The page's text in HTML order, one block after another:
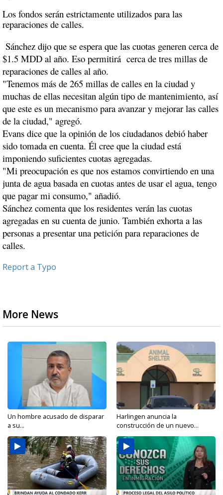
Los fondos serán estrictamente utilizados para las
reparaciones de calles.
Sánchez dijo que se espera que las cuotas generen cerca de
$1.5 MDD al año. Eso permitirá cerca de tres millas de
reparaciones de calles al año.
"Tenemos más de 265 millas de calles en la ciudad y
muchas de ellas necesitan algún tipo de mantenimiento, así
que este es un mecanismo para avanzar y mejorar las calles
de la ciudad," agregó.
Evans dice que la opinión de los ciudadanos debió haber
sido tomada en cuenta. Él cree que la ciudad está
imponiendo suficientes cuotas agregadas.
"Mi preocupación es que nos estamos convirtiendo en una
junta de agua basada en cuotas antes de usar el agua, tengo
que pagar mi consumo," añadió.
Sánchez comenta que los residentes verán las cuotas
agregadas en su cuenta de junio. También exhorta a las
personas a presentar una petición para reparaciones de
calles.
Report a Typo
More News
Un hombre acusado de disparar
a su...
Harlingen anuncia la
construcción de un nuevo...